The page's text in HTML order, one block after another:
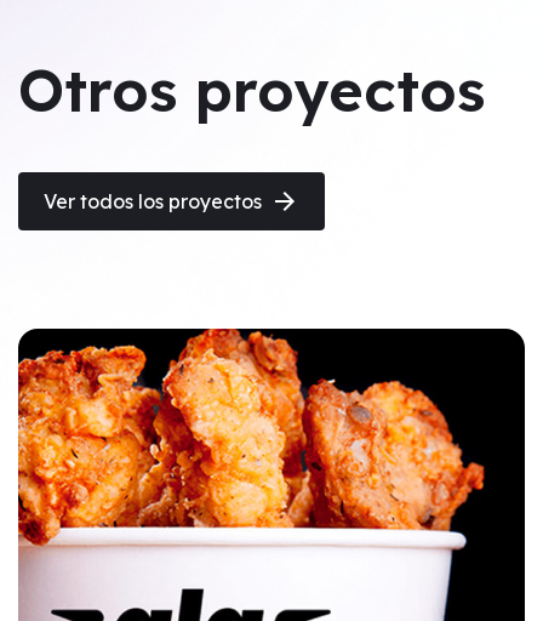
Otros proyectos
Ver todos los proyectos arrow_forward